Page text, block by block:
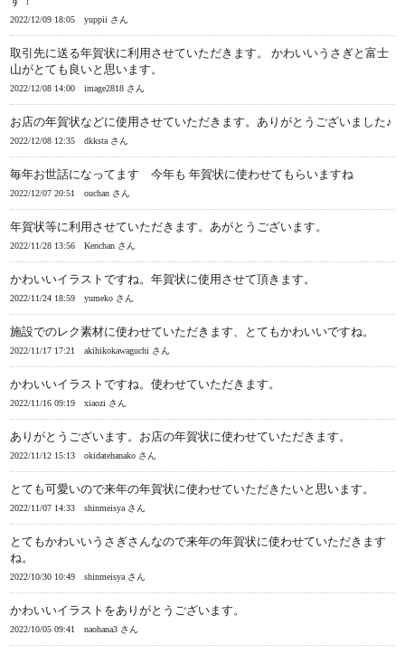
2022/12/09 18:05 yuppii さん
取引先に送る年賀状に利用させていただきます。 かわいいうさぎと富士
山がとても良いと思います。
2022/12/08 14:00 image2818 さん
お店の年賀状などに使用させていただきます。ありがとうございました♪
2022/12/08 12:35 dkksta さん
毎年お世話になってます 今年も 年賀状に使わせてもらいますね
2022/12/07 20:51 ouchan さん
年賀状等に利用させていただきます。あがとうございます。
2022/11/28 13:56 Kenchan さん
かわいいイラストですね。年賀状に使用させて頂きます。
2022/11/24 18:59 yumeko さん
施設でのレク素材に使わせていただきます、とてもかわいいですね。
2022/11/17 17:21 akihikokawaguchi さん
かわいいイラストですね。使わせていただきます。
2022/11/16 09:19 xiaozi さん
ありがとうございます。お店の年賀状に使わせていただきます。
2022/11/12 15:13 okidatehanako さん
とても可愛いので来年の年賀状に使わせていただきたいと思います。
2022/11/07 14:33 shinmeisya さん
とてもかわいいうさぎさんなので来年の年賀状に使わせていただきます
ね。
2022/10/30 10:49 shinmeisya さん
かわいいイラストをありがとうございます。
2022/10/05 09:41 naohana3 さん